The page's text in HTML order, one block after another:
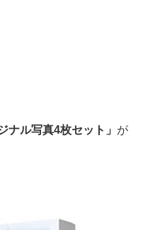
ナル写真4枚セット」 が